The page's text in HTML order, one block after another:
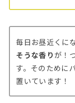
毎日お昼近くに
そうな香りが！
す。そのために
置いています！